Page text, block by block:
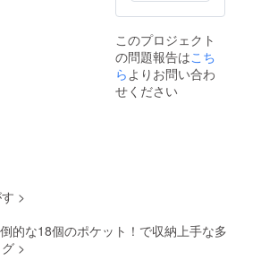
このプロジェクト
の問題報告はこち
らよりお問い合わ
せください
>
的な18個のポケット！で収納上手な多
>